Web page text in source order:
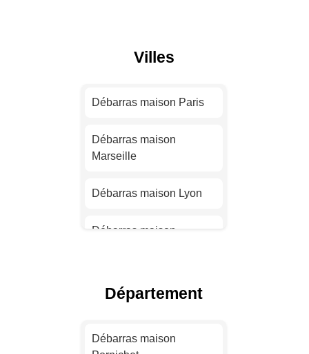
Villes
Débarras maison Paris
Débarras maison
Marseille
Débarras maison Lyon
Débarras maison
Débarras maison Nice
Département
Débarras maison